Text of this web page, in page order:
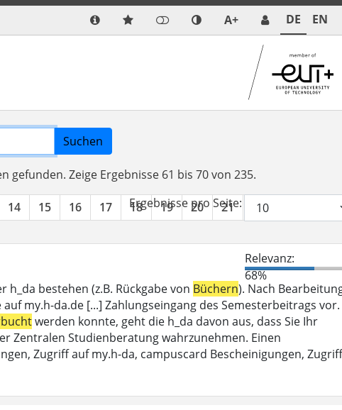
A+ DE EN
Suchen
gefunden. Zeige Ergebnisse 61 bis 70 von 235.
14 15 16 17 18 19 20 21 22
Ergebnisse pro Seite:
Relevanz:
68%
bestehen (z.B. Rückgabe von Büchern). Nach
my.h-da.de [...] Zahlungseingang des Semesterbeitrags vor.
werden konnte, geht die h_da davon aus, dass Sie Ihr
Zentralen Studienberatung wahrzunehmen. Einen
Zugriff auf my.h-da, campuscard Bescheinigungen, Zugriff